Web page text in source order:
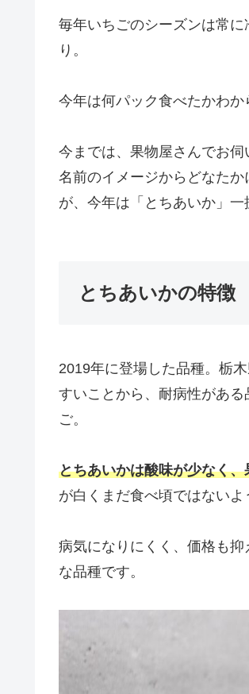
毎年いちごのシーズンは常
り。
今年は何パック食べたかわか
今までは、果物屋さんでお伺
名前のイメージからどなた
が、今年は「とちあいか」一
とちあいかの特徴
2019年に登場した品種。栃
すいことから、耐病性があ
ご。
とちあいかは酸味が少なく、
が白くまだ食べ頃ではないよ
病気になりにくく、価格も
な品種です。